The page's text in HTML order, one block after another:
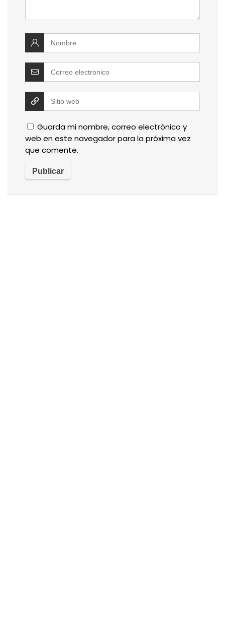
Guarda mi nombre, correo electrónico y
web en este navegador para la próxima vez
que comente.